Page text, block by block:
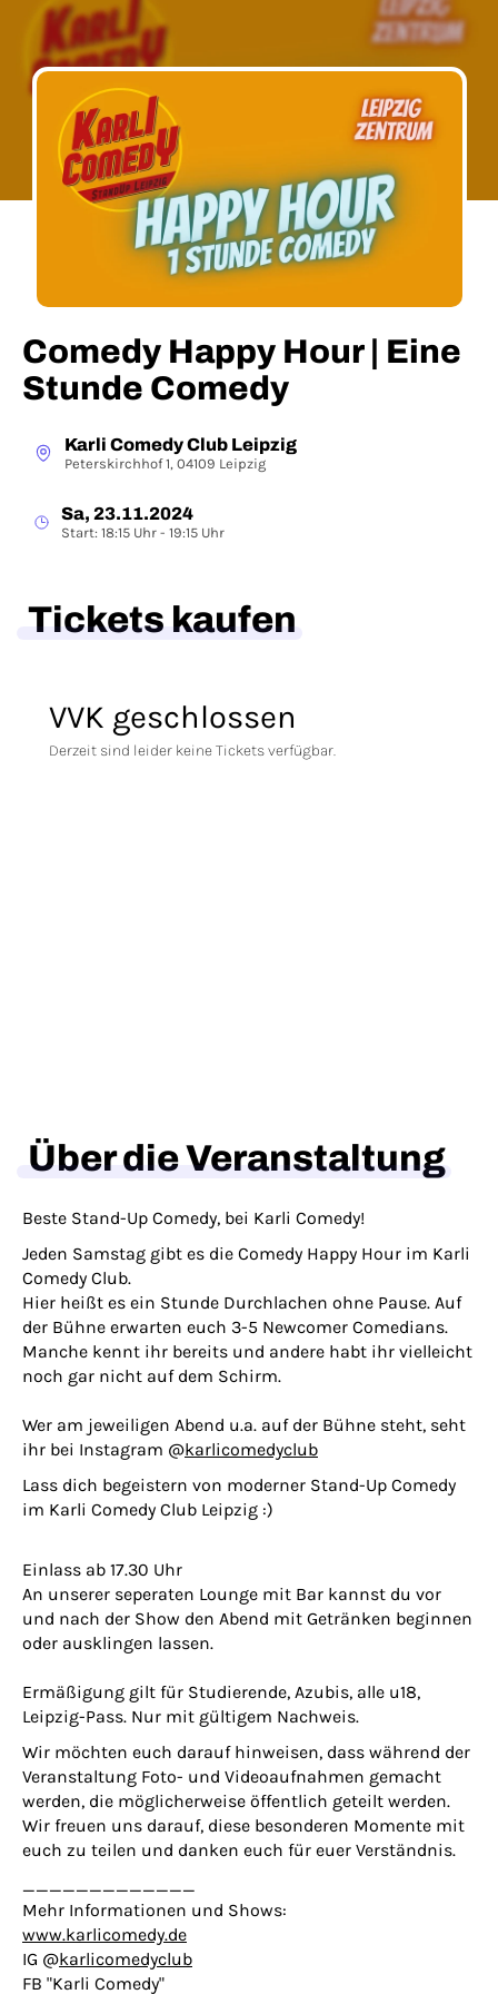
Comedy Happy Hour | Eine
Stunde Comedy
Karli Comedy Club Leipzig
Peterskirchhof 1, 04109 Leipzig
Sa, 23.11.2024
Start: 18:15 Uhr - 19:15 Uhr
Tickets kaufen
VVK geschlossen
Derzeit sind leider keine Tickets verfügbar.
Über die Veranstaltung
Beste Stand-Up Comedy, bei Karli Comedy!
Jeden Samstag gibt es die Comedy Happy Hour im Karli
Comedy Club.
Hier heißt es ein Stunde Durchlachen ohne Pause. Auf
der Bühne erwarten euch 3-5 Newcomer Comedians.
Manche kennt ihr bereits und andere habt ihr vielleicht
noch gar nicht auf dem Schirm.
Wer am jeweiligen Abend u.a. auf der Bühne steht, seht
ihr bei Instagram @karlicomedyclub
Lass dich begeistern von moderner Stand-Up Comedy
im Karli Comedy Club Leipzig :)
Einlass ab 17.30 Uhr
An unserer seperaten Lounge mit Bar kannst du vor
und nach der Show den Abend mit Getränken beginnen
oder ausklingen lassen.
Ermäßigung gilt für Studierende, Azubis, alle u18,
Leipzig-Pass. Nur mit gültigem Nachweis.
Wir möchten euch darauf hinweisen, dass während der
Veranstaltung Foto- und Videoaufnahmen gemacht
werden, die möglicherweise öffentlich geteilt werden.
Wir freuen uns darauf, diese besonderen Momente mit
euch zu teilen und danken euch für euer Verständnis.
_____________
Mehr Informationen und Shows:
www.karlicomedy.de
IG @karlicomedyclub
FB "Karli Comedy"